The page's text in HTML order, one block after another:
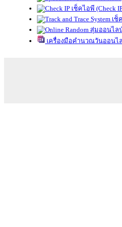
เช็คไอพี (Check
เช็
สุ่มออนไล
เครื่องมือคำนวณวันออนไ